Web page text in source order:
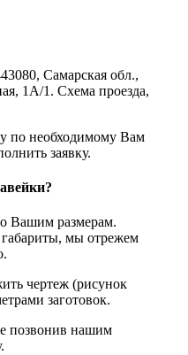
Самарская обл.,
1А/1. Схема проезда,
по необходимому Вам
заявку.
Вашим размерам.
мы отрежем
чертеж (рисунок
заготовок.
позвонив нашим